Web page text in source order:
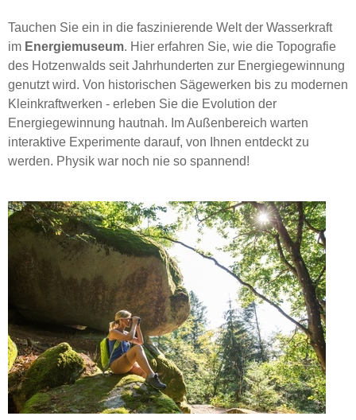
Tauchen Sie ein in die faszinierende Welt der Wasserkraft
im Energiemuseum. Hier erfahren Sie, wie die Topografie
des Hotzenwalds seit Jahrhunderten zur Energiegewinnung
genutzt wird. Von historischen Sägewerken bis zu modernen
Kleinkraftwerken - erleben Sie die Evolution der
Energiegewinnung hautnah. Im Außenbereich warten
interaktive Experimente darauf, von Ihnen entdeckt zu
werden. Physik war noch nie so spannend!